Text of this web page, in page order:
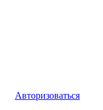
Авторизоваться